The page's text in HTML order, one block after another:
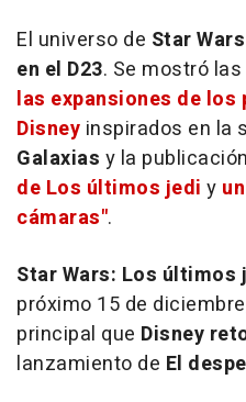
El universo de Star
en el D23. Se mostró
las expansiones de
Disney inspirados en la
Galaxias y la
de Los últimos jedi y
cámaras".
Star Wars: Los últimos
próximo 15 de
principal que Disney
lanzamiento de El